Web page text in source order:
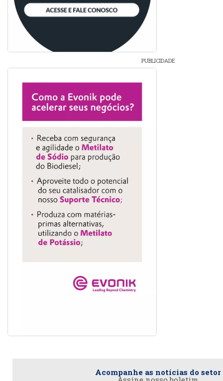
PUBLICIDADE
Acompanhe as notícias do setor